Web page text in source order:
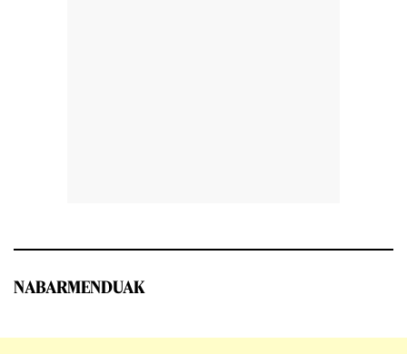
NABARMENDUAK